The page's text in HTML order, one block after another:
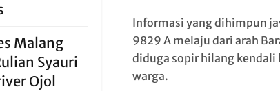
Informasi yang dihimpun
9829 A melaju dari arah
diduga sopir hilang
warga.
Malang
Syauri
Ojol